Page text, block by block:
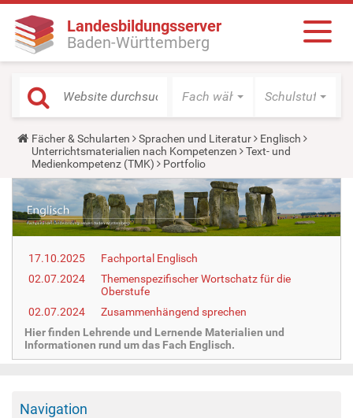
Landesbildungsserver
Baden-Württemberg
Fach wählen Schulstufe
Y
o
u
a
e
h
e
r
:
Fächer & Schularten Sprachen und Literatur
Englisch
Unterrichtsmaterialien nach Kompetenzen
Text- und
Medienkompetenz (TMK)
Portfolio
17.10.2025
Fachportal Englisch
02.07.2024
Themenspezifischer Wortschatz für die
Oberstufe
02.07.2024
Zusammenhängend sprechen
Hier finden Lehrende und Lernende Materialien und
Informationen rund um das Fach Englisch.
Navigation